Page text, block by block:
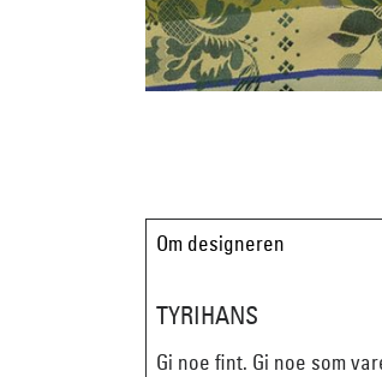
Om designeren
TYRIHANS
Gi noe fint. Gi noe som